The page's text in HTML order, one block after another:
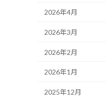
2026年4月
2026年3月
2026年2月
2026年1月
2025年12月